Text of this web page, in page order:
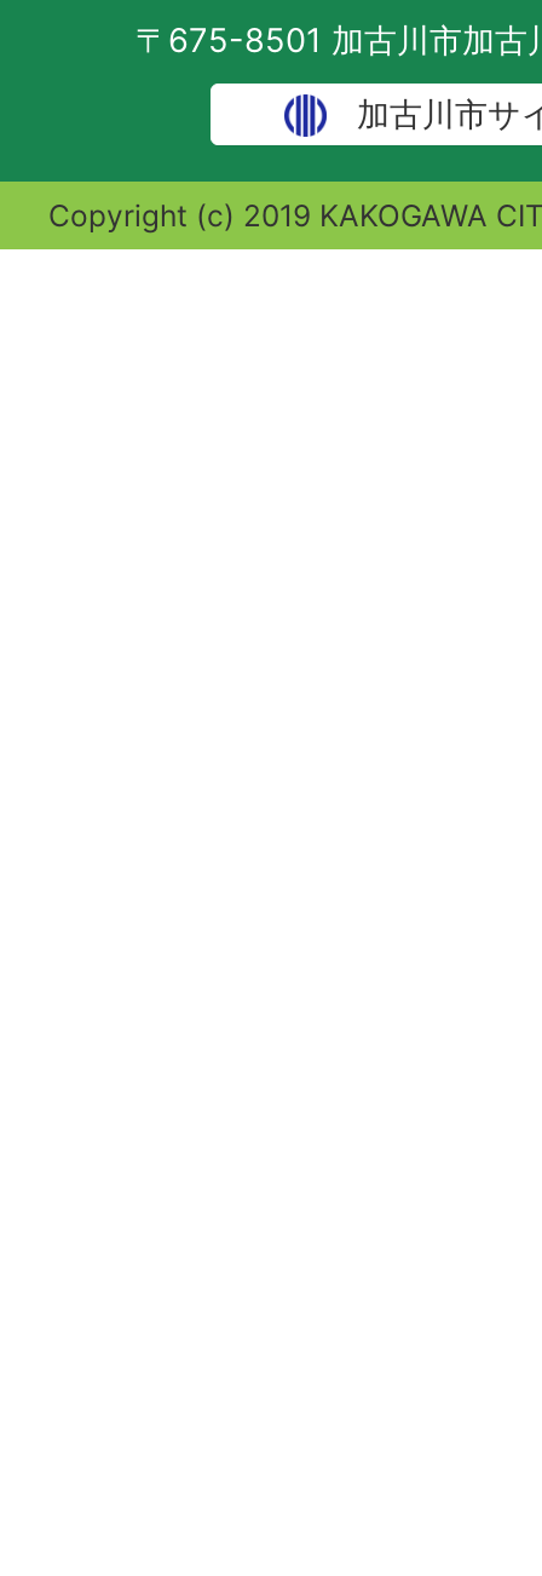
〒675-8501 加古川市加古
加古川市サ
Copyright (c) 2019 KAKOGAWA